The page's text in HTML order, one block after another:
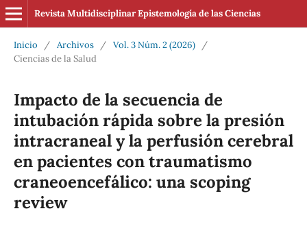
Revista Multidisciplinar Epistemología de las Ciencias
Inicio / Archivos / Vol. 3 Núm. 2 (2026)
/
Ciencias de la Salud
Impacto de la secuencia de
intubación rápida sobre la presión
intracraneal y la perfusión cerebral
en pacientes con traumatismo
craneoencefálico: una scoping
review